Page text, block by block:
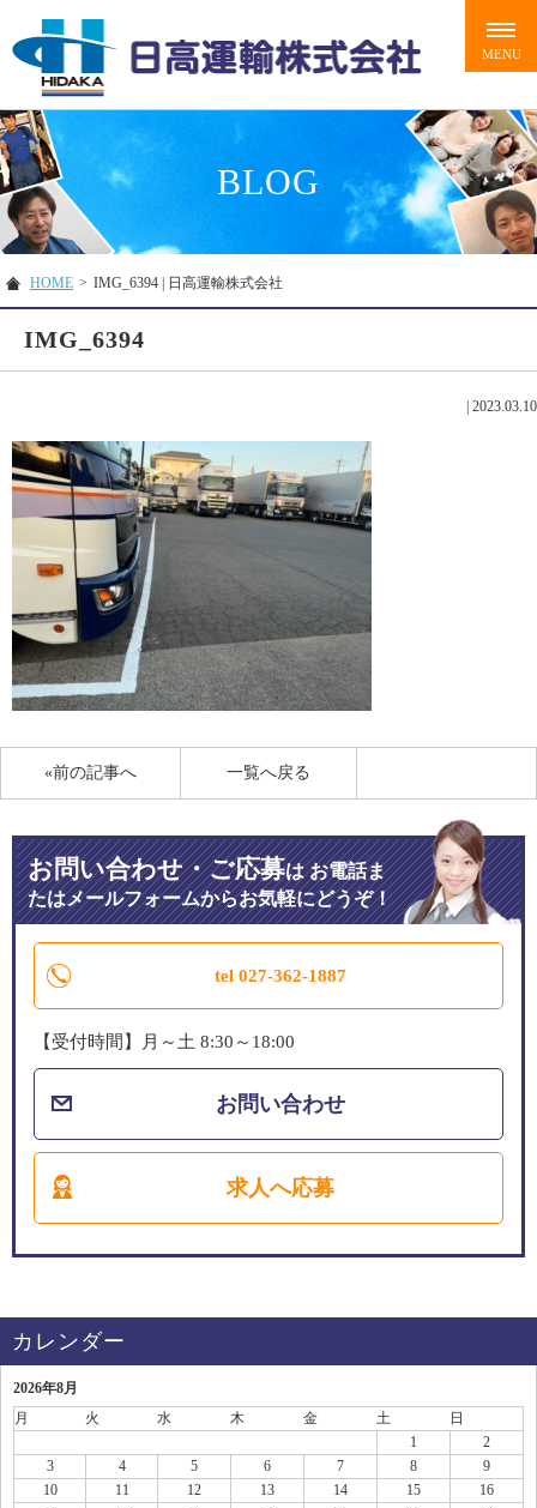
BLOG
HOME > IMG_6394 | 日高運輸株式会社
IMG_6394
| 2023.03.10
«前の記事へ 一覧へ戻る
お問い合わせ・ご応募はお電話ま
たはメールフォームからお気軽にどうぞ！
tel 027-362-1887
【受付時間】月～土 8:30～18:00
お問い合わせ
求人へ応募
カレンダー
2026年8月
月
火 水 木 金 土
日
1
2
3
4 5 6 7 8
9
10
11 12 13 14 15
16